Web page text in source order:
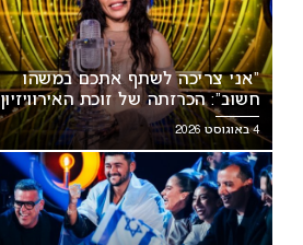
“אני צריכה לשתף אתכם במשהו
חשוב”: הכרזתה של זוכת האירוויזיון
מסעירה את הרשת
4 באוגוסט 2026